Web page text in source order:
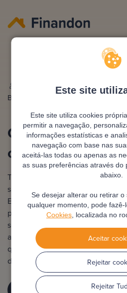
Este site
Este site utiliza cookies
permitir a navegação,
informações estatísticas e
navegação com base nas
aceitá-las todas ou apenas as
as suas preferências através do
abaixo.
Se desejar alterar ou retirar o
qualquer momento, pode fazê-
Cookies , localizada no
Aceitar
Rejeitar
Rejeitar
Quando posso
Lidia Gimeno
Borrás
Quando posso
crédito habitação
Transferir o crédito habitação no
significar poupar milhares de
Em Portugal, esta operação
permite mudar de banco para
sem perder direitos. Na
atual, comparamos ofertas e
quando é a altura certa para
digital, sem complicações e com
TRANSFERIR